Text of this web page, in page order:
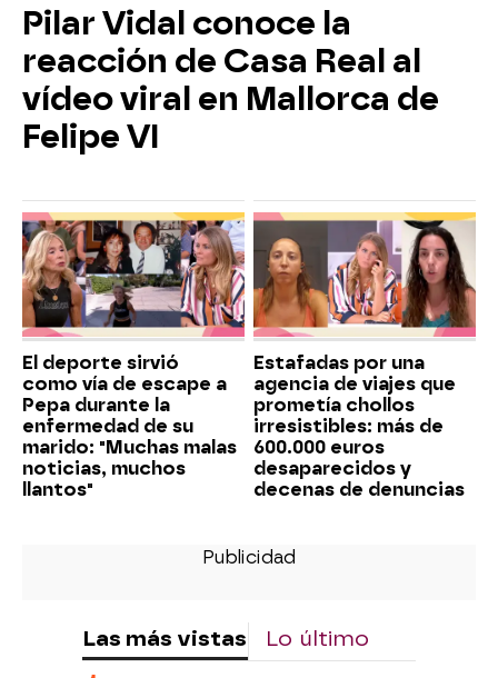
Pilar Vidal conoce la
reacción de Casa Real al
vídeo viral en Mallorca de
Felipe VI
El deporte sirvió
como vía de escape a
Pepa durante la
enfermedad de su
marido: "Muchas malas
noticias, muchos
llantos"
Estafadas por una
agencia de viajes que
prometía chollos
irresistibles: más de
600.000 euros
desaparecidos y
decenas de denuncias
Las más vistas Lo último